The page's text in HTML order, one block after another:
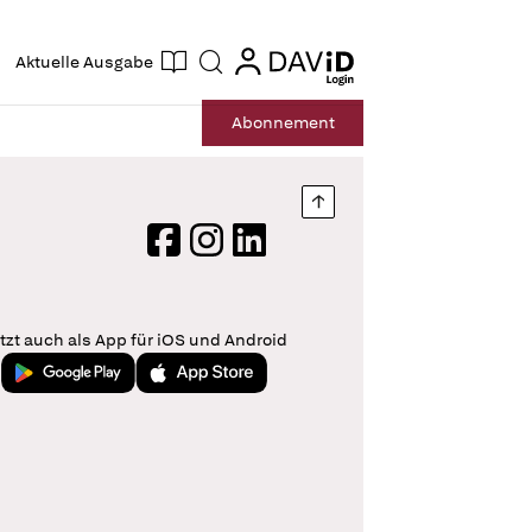
Aktuelle Ausgabe Suche login
login
Abonnement
Nach oben springen
FacebookInstagram
LinkedIn
auch als App für iOS und Android
Jetzt bei Google PlayLaden im App Store